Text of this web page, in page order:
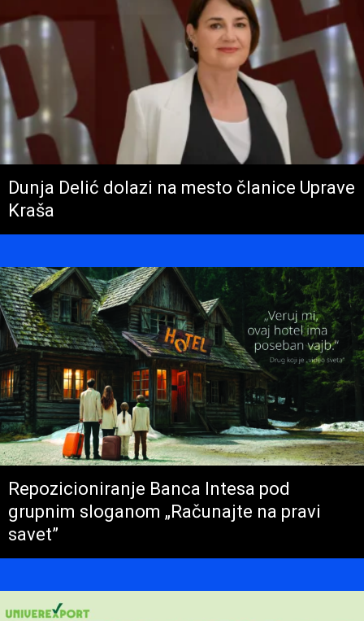
Dunja Delić dolazi na mesto članice Uprave
Kraša
Repozicioniranje Banca Intesa pod
grupnim sloganom „Računajte na pravi
savet”